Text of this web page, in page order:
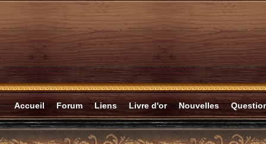
Accueil Forum Liens Livre d'or Nouvelles